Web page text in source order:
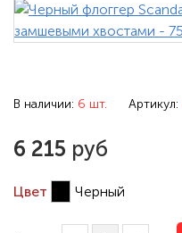
В наличии: 6 шт. Артикул:
6 215 руб
Цвет Черный